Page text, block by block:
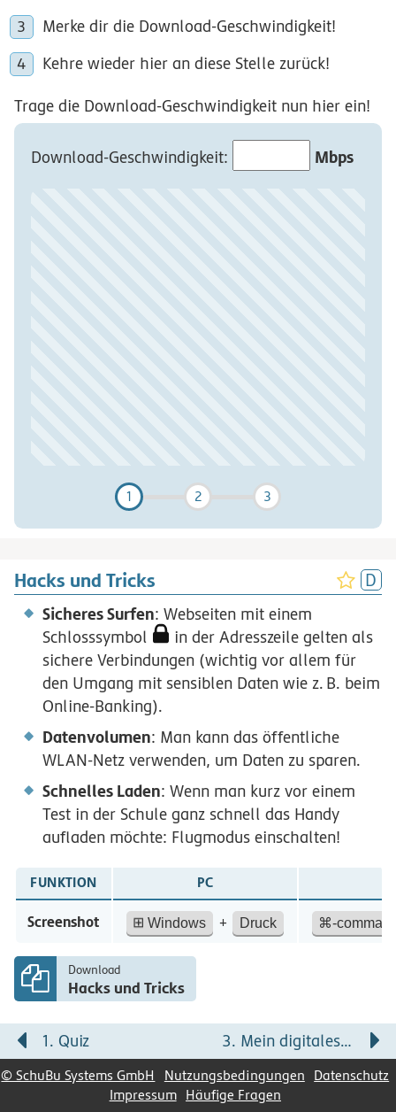
Merke dir die Download-Geschwindigkeit!
Kehre wieder hier an diese Stelle zurück!
Trage die Download-Geschwindigkeit nun hier ein!
Download-Geschwindigkeit: Mbps
1 2 3
Hacks und Tricks
Sicheres Surfen: Webseiten mit einem
Schlosssymbol
in der Adresszeile gelten als
sichere Verbindungen (wichtig vor allem für
den Umgang mit sensiblen Daten wie z. B. beim
Online-Banking).
Datenvolumen: Man kann das öffentliche
WLAN-Netz verwenden, um Daten zu sparen.
Schnelles Laden: Wenn man kurz vor einem
Test in der Schule ganz schnell das Handy
aufladen möchte: Flugmodus einschalten!
FUNKTION PC
Screenshot ⊞ Windows + Druck ⌘-
Download
Hacks und Tricks
1. Quiz 3. Mein digitales Ich
© SchuBu Systems GmbH Nutzungsbedingungen
Datenschutz
Impressum
Häufige Fragen